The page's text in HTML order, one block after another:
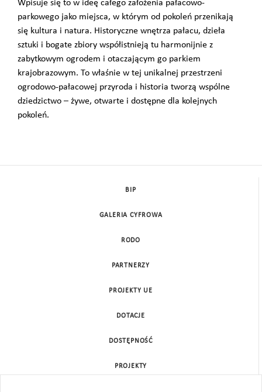
Wpisuje się to w ideę całego założenia pałacowo-
parkowego jako miejsca, w którym od pokoleń przenikają
się kultura i natura. Historyczne wnętrza pałacu, dzieła
sztuki i bogate zbiory współistnieją tu harmonijnie z
zabytkowym ogrodem i otaczającym go parkiem
krajobrazowym. To właśnie w tej unikalnej przestrzeni
ogrodowo-pałacowej przyroda i historia tworzą wspólne
dziedzictwo – żywe, otwarte i dostępne dla kolejnych
pokoleń.
BIP
GALERIA CYFROWA
RODO
PARTNERZY
PROJEKTY UE
DOTACJE
DOSTĘPNOŚĆ
PROJEKTY